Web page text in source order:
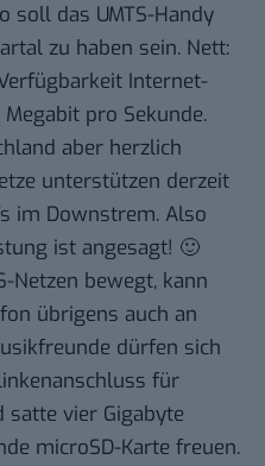
soll das UMTS-Handy
zu haben sein. Nett:
Internet-
pro Sekunde.
aber herzlich
unterstützen derzeit
im Downstrem. Also
ist angesagt! 🙂
Netzen bewegt, kann
übrigens auch an
dürfen sich
für
vier Gigabyte
microSD-Karte freuen.